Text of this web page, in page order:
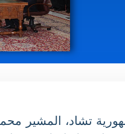
تشاد، المشير